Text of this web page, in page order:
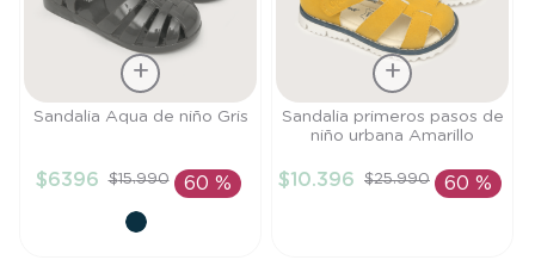
Talla
AÑADIR AL
CARRITO
Sandalia Aqua de niño Gris
$6396 $15.990 60 %
Talla
AÑADIR AL
Sandalia primeros pasos de
niño urbana Amarillo
$10.396 $25.990 60 %